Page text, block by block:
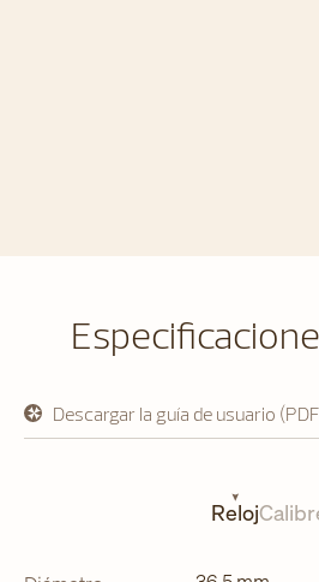
Descargar la guía de usuario
se
abre
Reloj